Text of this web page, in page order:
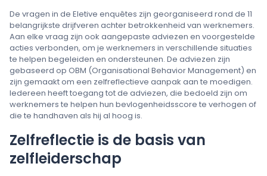
Aanmelden
De vragen in de Eletive enquêtes zijn georganiseerd rond de 11
belangrijkste drijfveren achter betrokkenheid van werknemers.
Aan elke vraag zijn ook aangepaste adviezen en voorgestelde
acties verbonden, om je werknemers in verschillende situaties
te helpen begeleiden en ondersteunen. De adviezen zijn
gebaseerd op OBM (Organisational Behavior Management) en
zijn gemaakt om een zelfreflectieve aanpak aan te moedigen.
Iedereen heeft toegang tot de adviezen, die bedoeld zijn om
werknemers te helpen hun bevlogenheidsscore te verhogen of
die te handhaven als hij al hoog is.
Zelfreflectie is de basis van
zelfleiderschap